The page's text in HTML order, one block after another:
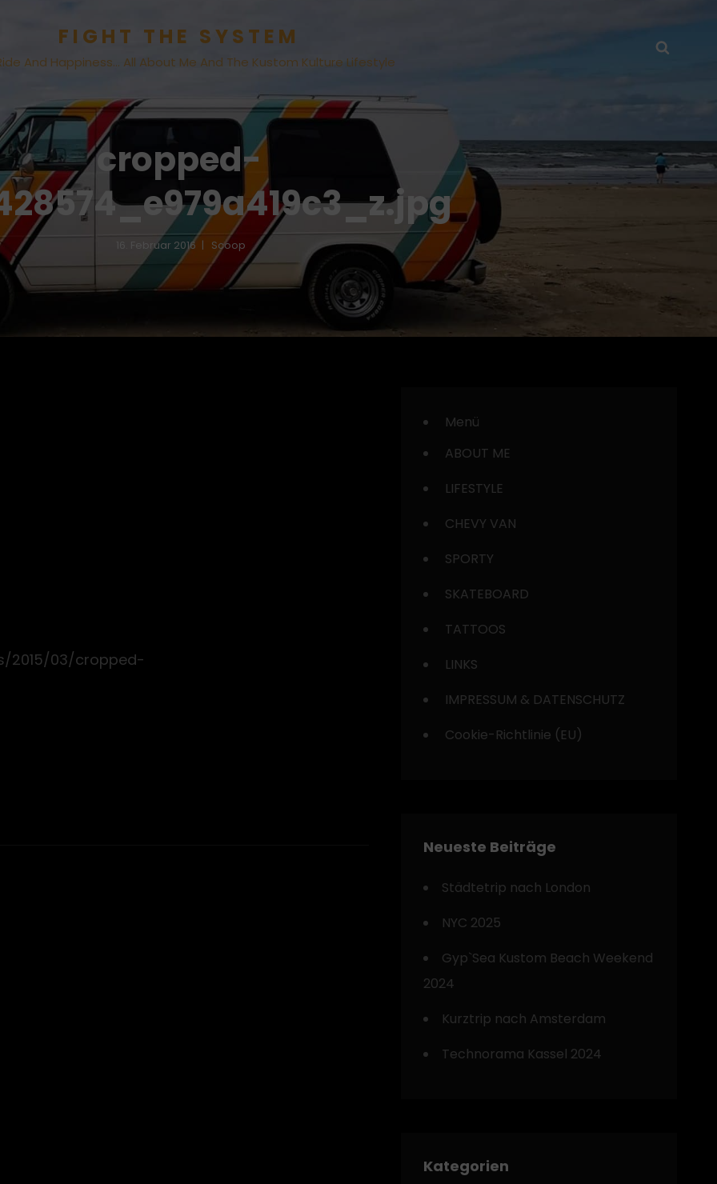
FIGHT THE SYSTEM
And Happiness… All About Me And The Kustom Kulture Lifestyle
cropped-
16. Februar 2016 Scoop
03/cropped-
Menü
ABOUT ME
LIFESTYLE
CHEVY VAN
SPORTY
SKATEBOARD
TATTOOS
LINKS
IMPRESSUM & DATENSCHUTZ
Cookie-Richtlinie (EU)
Neueste Beiträge
Städtetrip nach London
NYC 2025
Gyp`Sea Kustom Beach Weekend
2024
Kurztrip nach Amsterdam
Technorama Kassel 2024
Kategorien